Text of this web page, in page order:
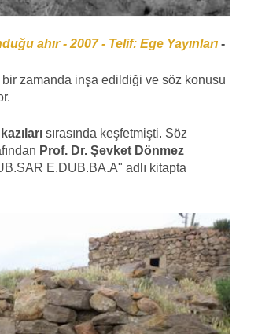
ahır - 2007 - Telif: Ege Yayınları -
bir zamanda inşa edildiği ve söz konusu
kazıları sırasında keşfetmişti. Söz
Prof. Dr. Şevket Dönmez
E.DUB.BA.A" adlı kitapta